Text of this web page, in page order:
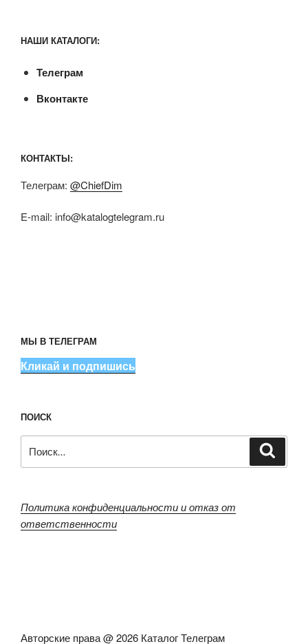
НАШИ КАТАЛОГИ:
Телеграм
Вконтакте
КОНТАКТЫ:
Телеграм: @ChiefDim
E-mail: info@katalogtelegram.ru
МЫ В ТЕЛЕГРАМ
Кликай и подпишись
ПОИСК
Политика конфиденциальности и отказ от
ответственности
Авторские права @ 2026 Каталог Телеграм